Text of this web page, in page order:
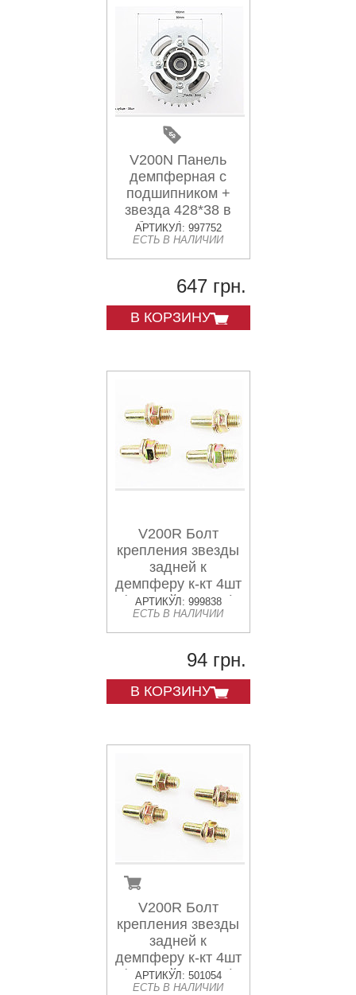
V200N Панель
демпферная с
подшипником +
звезда 428*38 в
сборе, (высота
посадки звезды -
33мм)
АРТИКУЛ: 997752
ЕСТЬ В НАЛИЧИИ
647 грн.
В КОРЗИНУ
V200R Болт
крепления звезды
задней к
демпферу к-кт 4шт
(желтый металл)
АРТИКУЛ: 999838
ЕСТЬ В НАЛИЧИИ
94 грн.
В КОРЗИНУ
V200R Болт
крепления звезды
задней к
демпферу к-кт 4шт
(желтый металл)
АРТИКУЛ: 501054
ЕСТЬ В НАЛИЧИИ